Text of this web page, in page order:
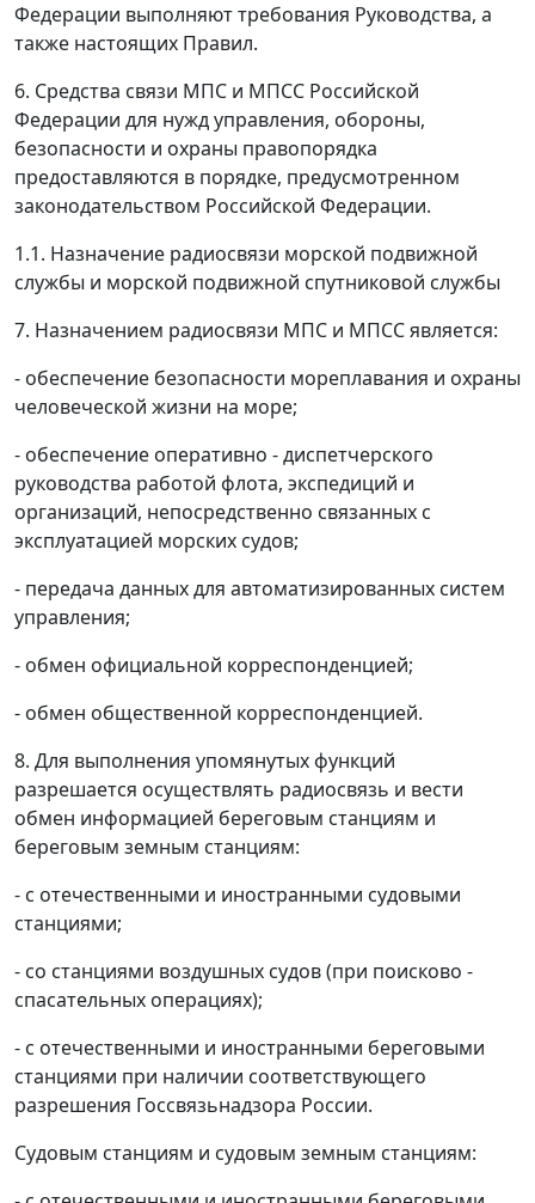
Федерации выполняют требования Руководства, а
также настоящих Правил.
6. Средства связи МПС и МПСС Российской
Федерации для нужд управления, обороны,
безопасности и охраны правопорядка
предоставляются в порядке, предусмотренном
законодательством Российской Федерации.
1.1. Назначение радиосвязи морской подвижной
службы и морской подвижной спутниковой службы
7. Назначением радиосвязи МПС и МПСС является:
- обеспечение безопасности мореплавания и охраны
человеческой жизни на море;
- обеспечение оперативно - диспетчерского
руководства работой флота, экспедиций и
организаций, непосредственно связанных с
эксплуатацией морских судов;
- передача данных для автоматизированных систем
управления;
- обмен официальной корреспонденцией;
- обмен общественной корреспонденцией.
8. Для выполнения упомянутых функций
разрешается осуществлять радиосвязь и вести
обмен информацией береговым станциям и
береговым земным станциям:
- с отечественными и иностранными судовыми
станциями;
- со станциями воздушных судов (при поисково -
спасательных операциях);
- с отечественными и иностранными береговыми
станциями при наличии соответствующего
разрешения Госсвязьнадзора России.
Судовым станциям и судовым земным станциям: